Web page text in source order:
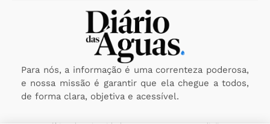
Para nós, a informação é uma correnteza poderosa,
e nossa missão é garantir que ela chegue a todos,
de forma clara, objetiva e acessível.